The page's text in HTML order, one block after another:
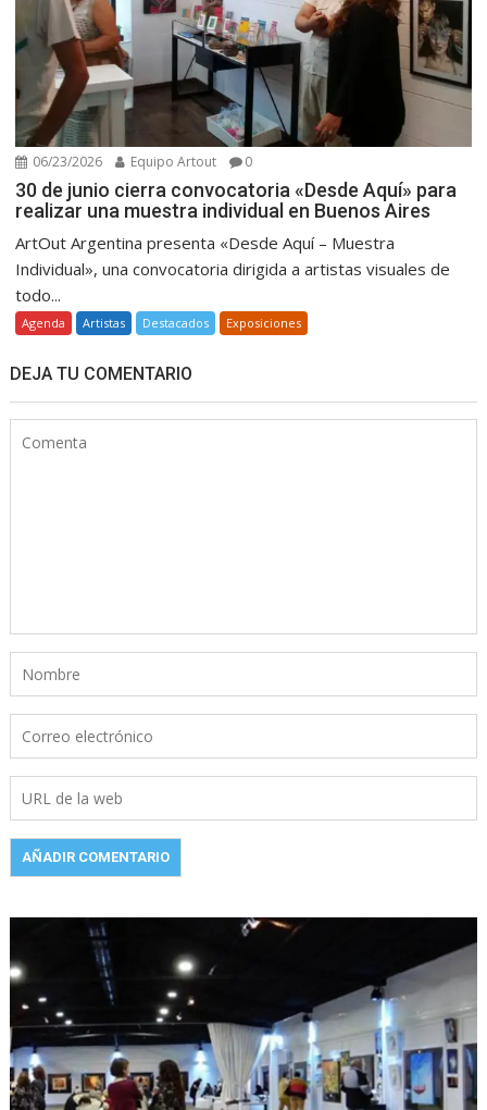
06/23/2026 Equipo Artout 0
30 de junio cierra convocatoria «Desde Aquí» para
realizar una muestra individual en Buenos Aires
ArtOut Argentina presenta «Desde Aquí – Muestra
Individual», una convocatoria dirigida a artistas visuales de
todo...
Agenda Artistas Destacados Exposiciones
DEJA TU COMENTARIO